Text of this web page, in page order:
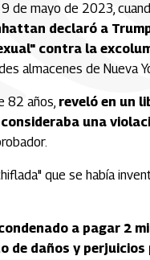
de mayo de 2023,
declaró a
contra la
almacenes de Nueva
82 años, reveló en un
una
que se había
a pagar 2
de daños y perjuicios